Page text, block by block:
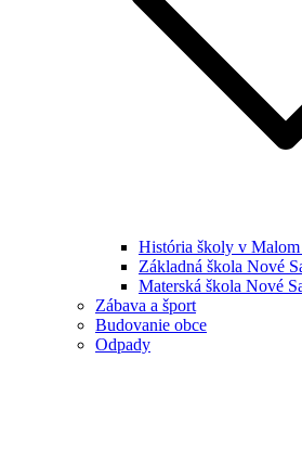
História školy v
Základná škola Nové
Materská škola Nové
Zábava a šport
Budovanie obce
Odpady